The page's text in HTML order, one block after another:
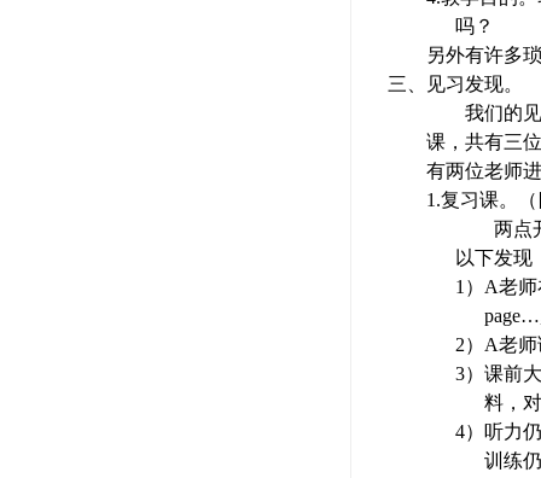
吗？
另外有许多
三、
见习发现。
我们的
课，共有三
有两位老师
1.复习课。
两点
以下发现
1） A老
2） A老
3） 课前
料，
4） 听力
训练